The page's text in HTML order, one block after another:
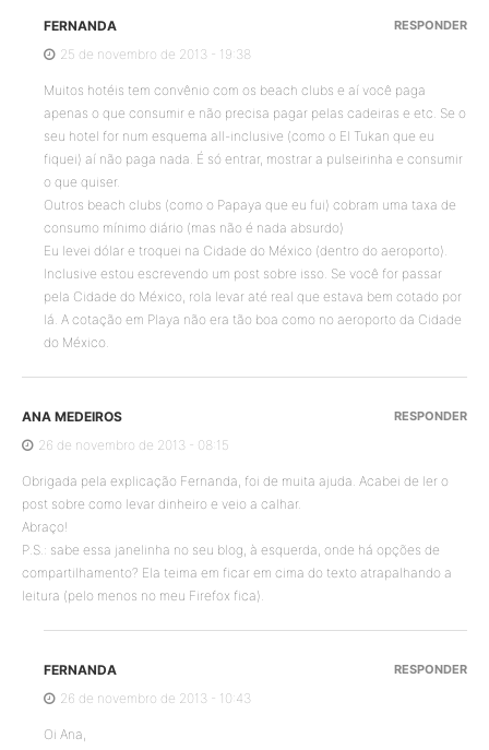
FERNANDA
25 de novembro de 2013 - 19:38
Muitos hotéis tem convênio com os beach clubs e aí você paga
apenas o que consumir e não precisa pagar pelas cadeiras e etc. Se o
seu hotel for num esquema all-inclusive (como o El Tukan que eu
fiquei) aí não paga nada. É só entrar, mostrar a pulseirinha e consumir
o que quiser.
Outros beach clubs (como o Papaya que eu fui) cobram uma taxa de
consumo mínimo diário (mas não é nada absurdo)
Eu levei dólar e troquei na Cidade do México (dentro do aeroporto).
Inclusive estou escrevendo um post sobre isso. Se você for passar
pela Cidade do México, rola levar até real que estava bem cotado por
lá. A cotação em Playa não era tão boa como no aeroporto da Cidade
do México.
RESPONDER
ANA MEDEIROS
26 de novembro de 2013 - 08:15
Obrigada pela explicação Fernanda, foi de muita ajuda. Acabei de ler o
post sobre como levar dinheiro e veio a calhar.
Abraço!
P.S.: sabe essa janelinha no seu blog, à esquerda, onde há opções de
compartilhamento? Ela teima em ficar em cima do texto atrapalhando a
leitura (pelo menos no meu Firefox fica).
RESPONDER
FERNANDA
26 de novembro de 2013 - 10:43
Oi Ana,
RESPONDER